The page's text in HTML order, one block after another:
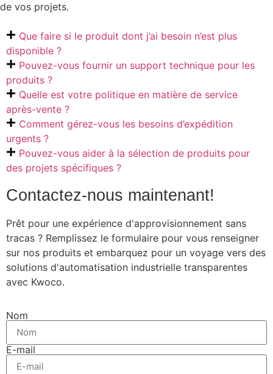
de vos projets.
Que faire si le produit dont j’ai besoin n’est plus
disponible ?
Pouvez-vous fournir un support technique pour les
produits ?
Quelle est votre politique en matière de service
après-vente ?
Comment gérez-vous les besoins d’expédition
urgents ?
Pouvez-vous aider à la sélection de produits pour
des projets spécifiques ?
Contactez-nous maintenant!
Prêt pour une expérience d'approvisionnement sans
tracas ? Remplissez le formulaire pour vous renseigner
sur nos produits et embarquez pour un voyage vers des
solutions d'automatisation industrielle transparentes
avec Kwoco.
Nom
E-mail